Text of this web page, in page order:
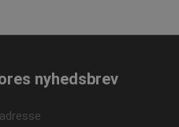
nyhedsbrev